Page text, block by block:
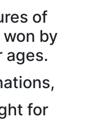
of
by
ages.
for